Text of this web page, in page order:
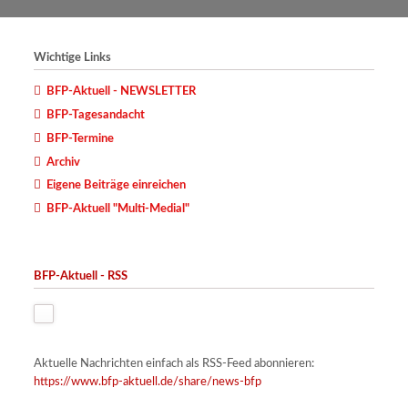
Wichtige Links
BFP-Aktuell - NEWSLETTER
BFP-Tagesandacht
BFP-Termine
Archiv
Eigene Beiträge einreichen
BFP-Aktuell "Multi-Medial"
BFP-Aktuell - RSS
Aktuelle Nachrichten einfach als RSS-Feed abonnieren:
https://www.bfp-aktuell.de/share/news-bfp